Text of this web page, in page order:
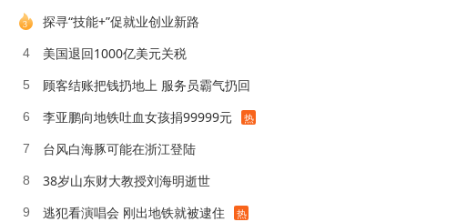
探寻“技能+”促就业创业新路
4 美国退回1000亿美元关税
5 顾客结账把钱扔地上 服务员霸气扔回
6 李亚鹏向地铁吐血女孩捐99999元 热
7 台风白海豚可能在浙江登陆
8 38岁山东财大教授刘海明逝世
9 逃犯看演唱会 刚出地铁就被逮住 热